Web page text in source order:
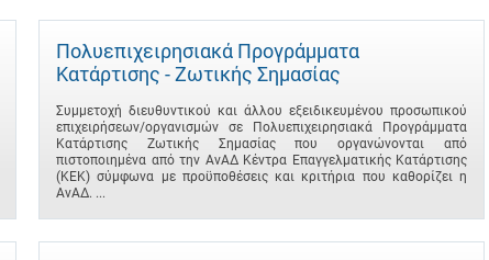
Πολυεπιχειρησιακά Προγράμματα
Κατάρτισης - Ζωτικής Σημασίας
Συμμετοχή διευθυντικού και άλλου εξειδικευμένου προσωπικού
επιχειρήσεων/οργανισμών σε Πολυεπιχειρησιακά Προγράμματα
Κατάρτισης Ζωτικής Σημασίας που οργανώνονται από
πιστοποιημένα από την ΑνΑΔ Κέντρα Επαγγελματικής Κατάρτισης
(ΚΕΚ) σύμφωνα με προϋποθέσεις και κριτήρια που καθορίζει η
ΑνΑΔ. ...